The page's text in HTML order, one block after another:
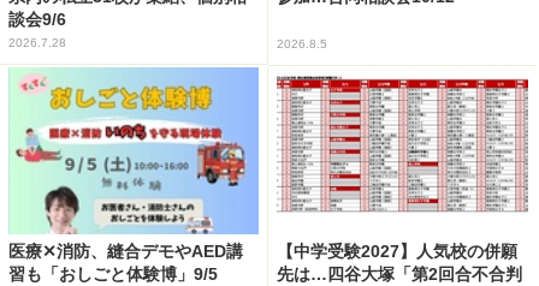
談会9/6
2026.7.28 2026.8.5
医療✕消防、縫合デモやAED講
習も「おしごと体験博」9/5
【中学受験2027】人気校の併願
先は…四谷大塚「第2回合不合判